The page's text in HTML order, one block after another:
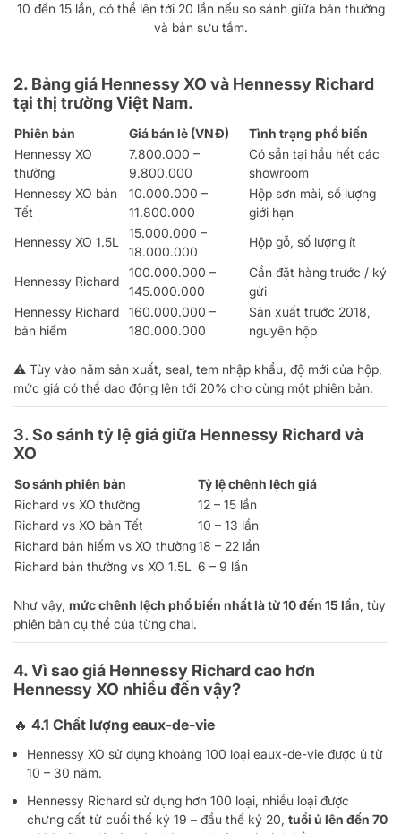
10 đến 15 lần, có thể lên tới 20 lần nếu so sánh giữa bản thường
và bản sưu tầm.
2. Bảng giá Hennessy XO và Hennessy Richard
tại thị trường Việt Nam.
Phiên bản Giá bán lẻ (VNĐ)
Tình trạng phổ biến
Hennessy XO
thường
7.800.000 –
9.800.000
Có sẵn tại hầu hết các
showroom
Hennessy XO bản
Tết
10.000.000 –
11.800.000
Hộp sơn mài, số lượng
giới hạn
Hennessy XO 1.5L
15.000.000 –
18.000.000
Hộp gỗ, số lượng ít
Hennessy Richard
100.000.000 –
145.000.000
Cần đặt hàng trước / ký
gửi
Hennessy Richard
bản hiếm
160.000.000 –
180.000.000
Sản xuất trước 2018,
nguyên hộp
⚠️ Tùy vào năm sản xuất, seal, tem nhập khẩu, độ mới của hộp,
mức giá có thể dao động lên tới 20% cho cùng một phiên bản.
3. So sánh tỷ lệ giá giữa Hennessy Richard và
XO
So sánh phiên bản
Tỷ lệ chênh lệch giá
Richard vs XO thường
12 – 15 lần
Richard vs XO bản Tết
10 – 13 lần
Richard bản hiếm vs XO thường18 – 22 lần
Richard bản thường vs XO 1.5L 6 – 9 lần
Như vậy, mức chênh lệch phổ biến nhất là từ 10 đến 15 lần, tùy
phiên bản cụ thể của từng chai.
4. Vì sao giá Hennessy Richard cao hơn
Hennessy XO nhiều đến vậy?
🔥 4.1 Chất lượng eaux-de-vie
Hennessy XO sử dụng khoảng 100 loại eaux-de-vie được ủ từ
10 – 30 năm.
Hennessy Richard sử dụng hơn 100 loại, nhiều loại được
chưng cất từ cuối thế kỷ 19 – đầu thế kỷ 20, tuổi ủ lên đến 70